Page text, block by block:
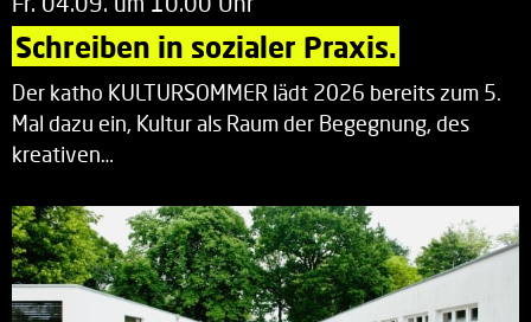
Schreiben in sozialer Praxis.
Der katho KULTURSOMMER lädt 2026 bereits zum 5.
Mal dazu ein, Kultur als Raum der Begegnung, des
kreativen…